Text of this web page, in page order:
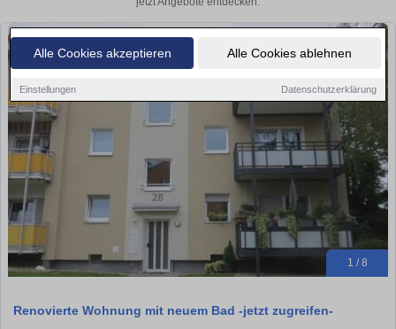
Alle Cookies akzeptieren Alle Cookies ablehnen
Einstellungen Datenschutzerklärung
1 / 8
Renovierte Wohnung mit neuem Bad -jetzt zugreifen-